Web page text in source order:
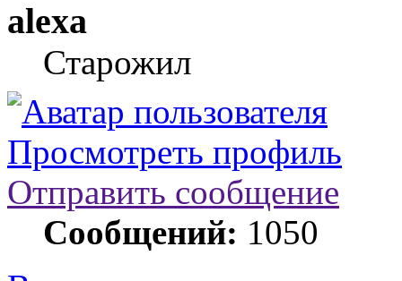
alexa
Старожил
Просмотреть профиль
Отправить сообщение
Сообщений: 1050